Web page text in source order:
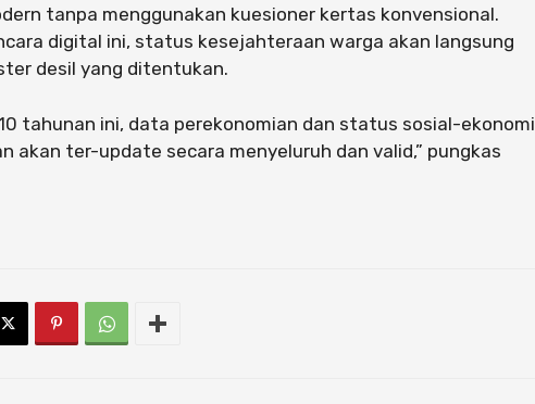
tanpa menggunakan kuesioner kertas konvensional.
digital ini, status kesejahteraan warga akan langsung
desil yang ditentukan.
tahunan ini, data perekonomian dan status sosial-ekonomi
akan ter-update secara menyeluruh dan valid,” pungkas